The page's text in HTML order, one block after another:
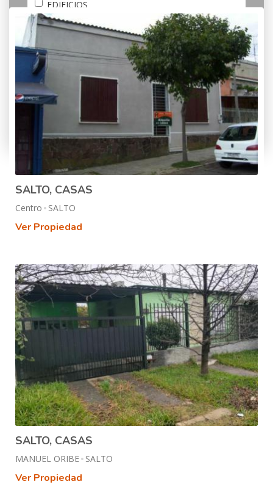
EDIFICIOS
GALPONES
LOCALES
SOLARES
Más opciones
SALTO, CASAS
Centro SALTO
Ver Propiedad
SALTO, CASAS
MANUEL ORIBE SALTO
Ver Propiedad